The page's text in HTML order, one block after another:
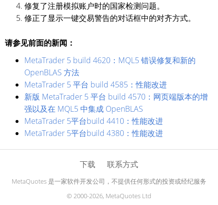
修复了注册模拟账户时的国家检测问题。
修正了显示一键交易警告的对话框中的对齐方式。
请参见前面的新闻：
MetaTrader 5 build 4620：MQL5 错误修复和新的
OpenBLAS 方法
MetaTrader 5 平台 build 4585：性能改进
新版 MetaTrader 5 平台 build 4570：网页端版本的增
强以及在 MQL5 中集成 OpenBLAS
MetaTrader 5平台build 4410：性能改进
MetaTrader 5平台build 4380：性能改进
下载 联系方式
MetaQuotes 是一家软件开发公司，不提供任何形式的投资或经纪服务
© 2000-2026, MetaQuotes Ltd